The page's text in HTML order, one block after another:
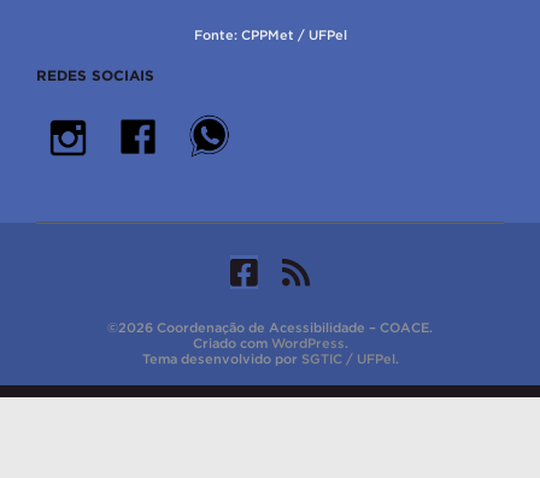
Fonte: CPPMet / UFPel
REDES SOCIAIS
©2026 Coordenação de Acessibilidade – COACE.
Criado com WordPress.
Tema desenvolvido por SGTIC / UFPel.